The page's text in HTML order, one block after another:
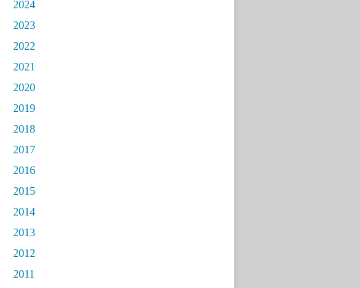
2024
2023
2022
2021
2020
2019
2018
2017
2016
2015
2014
2013
2012
2011